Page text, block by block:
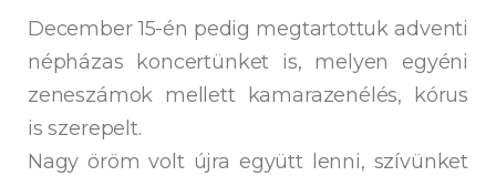
December 15-én pedig megtartottuk adventi
népházas koncertünket is, melyen egyéni
zeneszámok mellett kamarazenélés, kórus
is szerepelt.
Nagy öröm volt újra együtt lenni, szívünket